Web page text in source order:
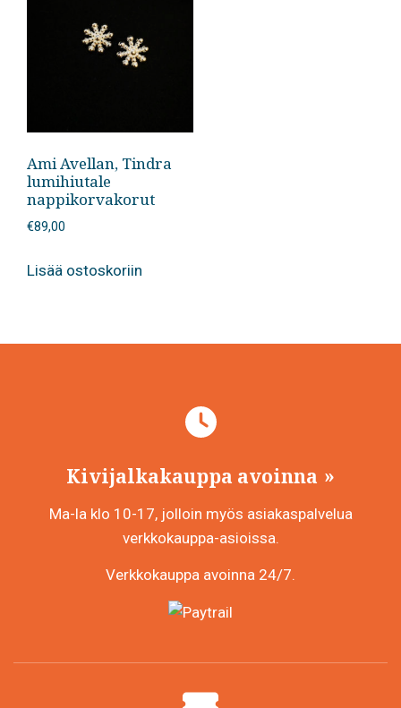
Ami Avellan, Tindra
lumihiutale
nappikorvakorut
€89,00
Lisää ostoskoriin
Kivijalkakauppa avoinna
Ma-la klo 10-17, jolloin myös asiakaspalvelua
verkkokauppa-asioissa.
Verkkokauppa avoinna 24/7.